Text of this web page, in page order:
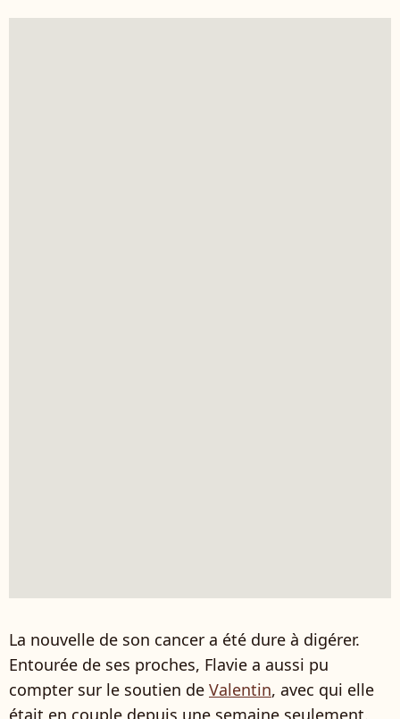
La nouvelle de son cancer a été dure à digérer.
Entourée de ses proches, Flavie a aussi pu
compter sur le soutien de Valentin, avec qui elle
était en couple depuis une semaine seulement.